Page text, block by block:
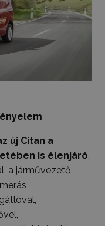
új Citan a
is élenjáró.
a járművezető